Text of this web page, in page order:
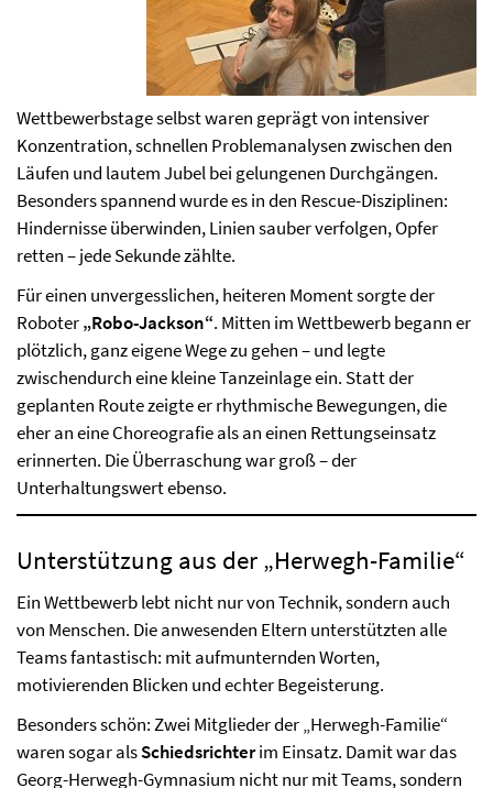
Wettbewerbstage selbst waren geprägt von intensiver
Konzentration, schnellen Problemanalysen zwischen den
Läufen und lautem Jubel bei gelungenen Durchgängen.
Besonders spannend wurde es in den Rescue-Disziplinen:
Hindernisse überwinden, Linien sauber verfolgen, Opfer
retten – jede Sekunde zählte.
Für einen unvergesslichen, heiteren Moment sorgte der
Roboter„Robo-Jackson“. Mitten im Wettbewerb begann er
plötzlich, ganz eigene Wege zu gehen – und legte
zwischendurch eine kleine Tanzeinlage ein. Statt der
geplanten Route zeigte er rhythmische Bewegungen, die
eher an eine Choreografie als an einen Rettungseinsatz
erinnerten. Die Überraschung war groß – der
Unterhaltungswert ebenso.
Unterstützung aus der „Herwegh-Familie“
Ein Wettbewerb lebt nicht nur von Technik, sondern auch
von Menschen. Die anwesenden Eltern unterstützten alle
Teams fantastisch: mit aufmunternden Worten,
motivierenden Blicken und echter Begeisterung.
Besonders schön: Zwei Mitglieder der „Herwegh-Familie“
waren sogar alsSchiedsrichterim Einsatz. Damit war das
Georg-Herwegh-Gymnasium nicht nur mit Teams, sondern